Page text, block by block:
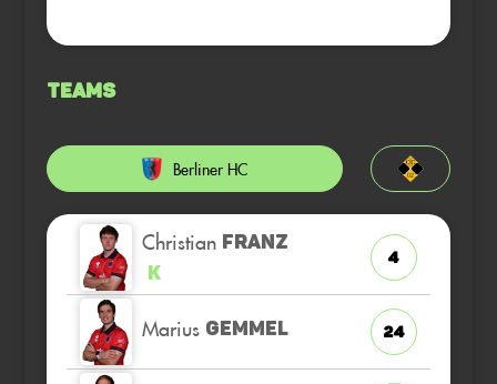
Teams
Berliner HC
Christian FRANZ
K
4
Marius GEMMEL 24